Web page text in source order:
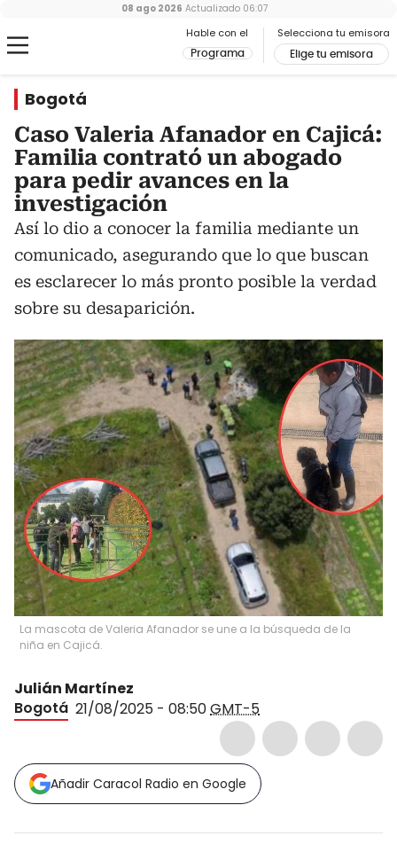
Hable con el
Programa
Selecciona tu emisora
Elige tu emisora
08 ago 2026 Actualizado 06:07
Bogotá
Caso Valeria Afanador en Cajicá:
Familia contrató un abogado
para pedir avances en la
investigación
Así lo dio a conocer la familia mediante un
comunicado, asegurando que lo que buscan
es esclarecer lo más pronto posible la verdad
sobre su desaparición.
La mascota de Valeria Afanador se une a la búsqueda de la
niña en Cajicá.
Julián Martínez
Bogotá 21/08/2025 - 08:50GMT-5
Añadir Caracol Radio en Google